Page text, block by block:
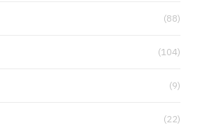
(88)
(104)
(9)
(22)